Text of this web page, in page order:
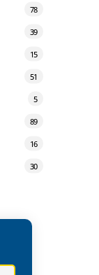
78
39
15
51
5
89
16
30